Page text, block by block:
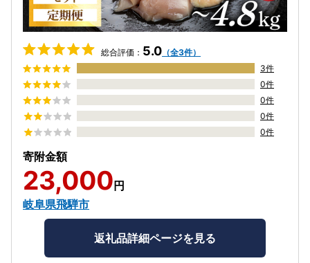
総合評価： 5.0 （全3件）
3件
0件
0件
0件
0件
寄附金額
23,000 円
岐阜県飛騨市
返礼品詳細ページを見る